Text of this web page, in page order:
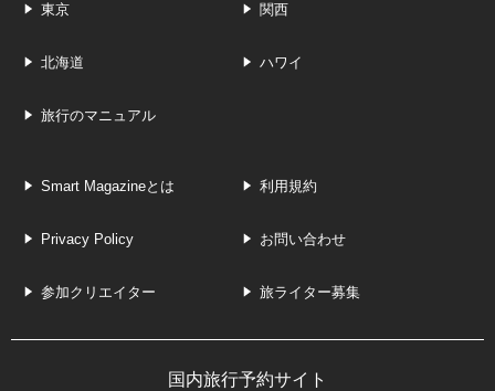
東京 関西
北海道 ハワイ
旅行のマニュアル
Smart Magazineとは 利用規約
Privacy Policy お問い合わせ
参加クリエイター 旅ライター募集
国内旅行予約サイト